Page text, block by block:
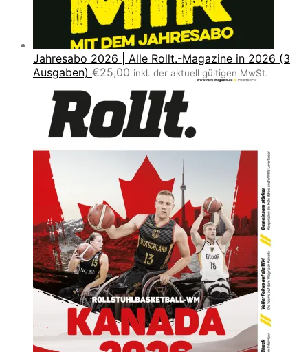
Jahresabo 2026 | Alle Rollt.-Magazine in 2026 (3
Ausgaben) €25,00 inkl. der aktuell gültigen MwSt.